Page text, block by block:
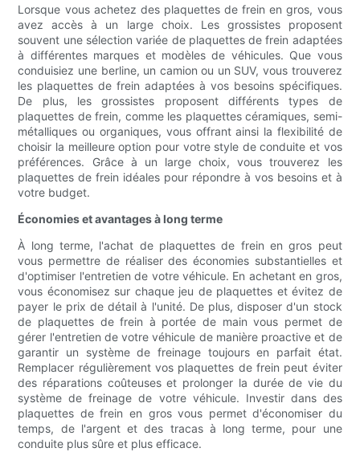
Lorsque vous achetez des plaquettes de frein en gros, vous
avez accès à un large choix. Les grossistes proposent
souvent une sélection variée de plaquettes de frein adaptées
à différentes marques et modèles de véhicules. Que vous
conduisiez une berline, un camion ou un SUV, vous trouverez
les plaquettes de frein adaptées à vos besoins spécifiques.
De plus, les grossistes proposent différents types de
plaquettes de frein, comme les plaquettes céramiques, semi-
métalliques ou organiques, vous offrant ainsi la flexibilité de
choisir la meilleure option pour votre style de conduite et vos
préférences. Grâce à un large choix, vous trouverez les
plaquettes de frein idéales pour répondre à vos besoins et à
votre budget.
Économies et avantages à long terme
À long terme, l'achat de plaquettes de frein en gros peut
vous permettre de réaliser des économies substantielles et
d'optimiser l'entretien de votre véhicule. En achetant en gros,
vous économisez sur chaque jeu de plaquettes et évitez de
payer le prix de détail à l'unité. De plus, disposer d'un stock
de plaquettes de frein à portée de main vous permet de
gérer l'entretien de votre véhicule de manière proactive et de
garantir un système de freinage toujours en parfait état.
Remplacer régulièrement vos plaquettes de frein peut éviter
des réparations coûteuses et prolonger la durée de vie du
système de freinage de votre véhicule. Investir dans des
plaquettes de frein en gros vous permet d'économiser du
temps, de l'argent et des tracas à long terme, pour une
conduite plus sûre et plus efficace.